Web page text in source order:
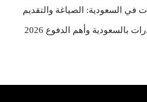
السعودية: الصياغة والتقديم
بالسعودية وأهم الدفوع 2026